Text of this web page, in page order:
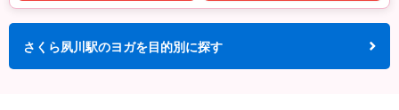
さくら夙川駅のヨガを目的別に探す